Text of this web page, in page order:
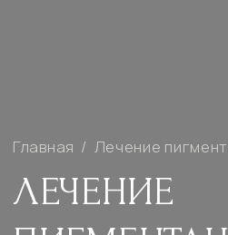
Записаться на процедуру